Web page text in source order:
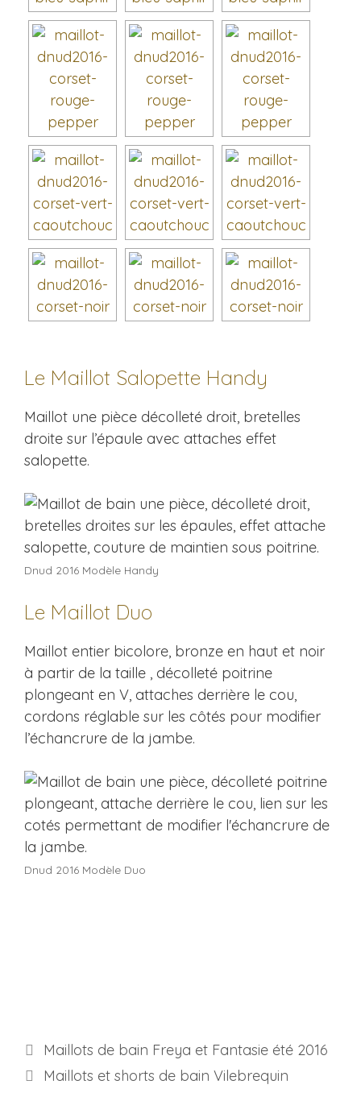
Le Maillot Salopette Handy
Maillot une pièce décolleté droit, bretelles
droite sur l’épaule avec attaches effet
salopette.
Dnud 2016 Modèle Handy
Le Maillot Duo
Maillot entier bicolore, bronze en haut et noir
à partir de la taille , décolleté poitrine
plongeant en V, attaches derrière le cou,
cordons réglable sur les côtés pour modifier
l’échancrure de la jambe.
Dnud 2016 Modèle Duo
Maillots de bain Freya et Fantasie été 2016
Maillots et shorts de bain Vilebrequin